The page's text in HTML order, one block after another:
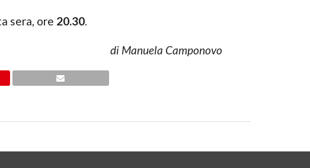
sera, ore 20.30.
di Manuela Camponovo